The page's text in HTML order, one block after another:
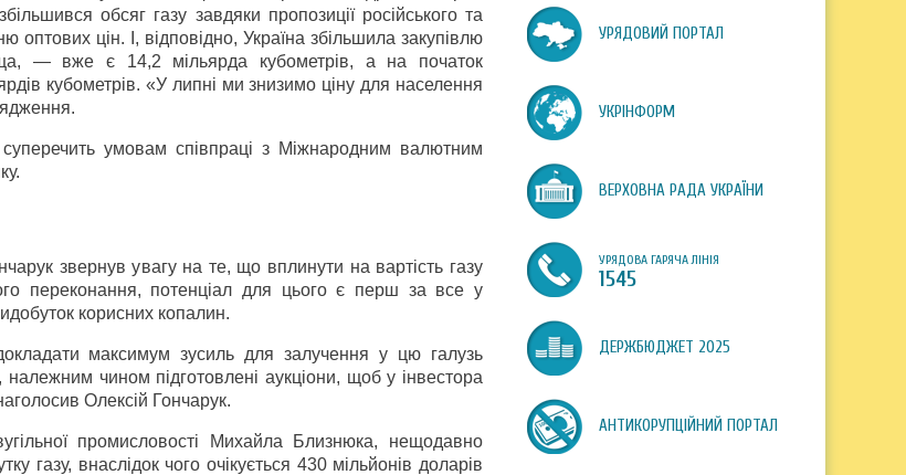
обсяг газу завдяки пропозиції російського та
цін. І, відповідно, Україна збільшила закупівлю
— вже є 14,2 мільярда кубометрів, а на початок
кубометрів. «У липні ми знизимо ціну для населення
умовам співпраці з Міжнародним валютним
звернув увагу на те, що вплинути на вартість газу
переконання, потенціал для цього є перш за все у
корисних копалин.
максимум зусиль для залучення у цю галузь
належним чином підготовлені аукціони, щоб у інвестора
Олексій Гончарук.
промисловості Михайла Близнюка, нещодавно
газу, внаслідок чого очікується 430 мільйонів доларів
УРЯДОВИЙ ПОРТАЛ
УКРІНФОРМ
ВЕРХОВНА РАДА УКРАЇНИ
УРЯДОВА ГАРЯЧА ЛІНІЯ
1545
ДЕРЖБЮДЖЕТ 2025
АНТИКОРУПЦІЙНИЙ ПОРТАЛ